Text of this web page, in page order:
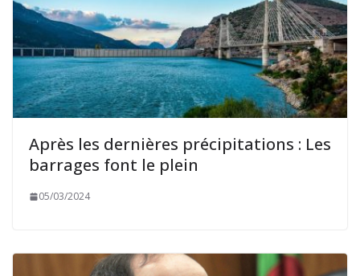
Après les dernières précipitations : Les
barrages font le plein
05/03/2024